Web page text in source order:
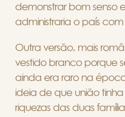
demonstrar bom senso
administraria o país
Outra versão, mais
vestido branco porque
ainda era raro na
ideia de que união
riquezas das duas